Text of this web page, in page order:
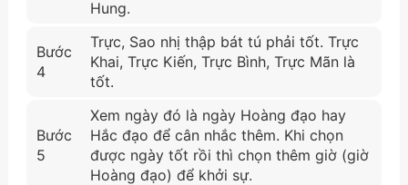
Hung.
Bước
4
Trực, Sao nhị thập bát tú phải tốt. Trực
Khai, Trực Kiến, Trực Bình, Trực Mãn là
tốt.
Bước
5
Xem ngày đó là ngày Hoàng đạo hay
Hắc đạo để cân nhắc thêm. Khi chọn
được ngày tốt rồi thì chọn thêm giờ (giờ
Hoàng đạo) để khởi sự.